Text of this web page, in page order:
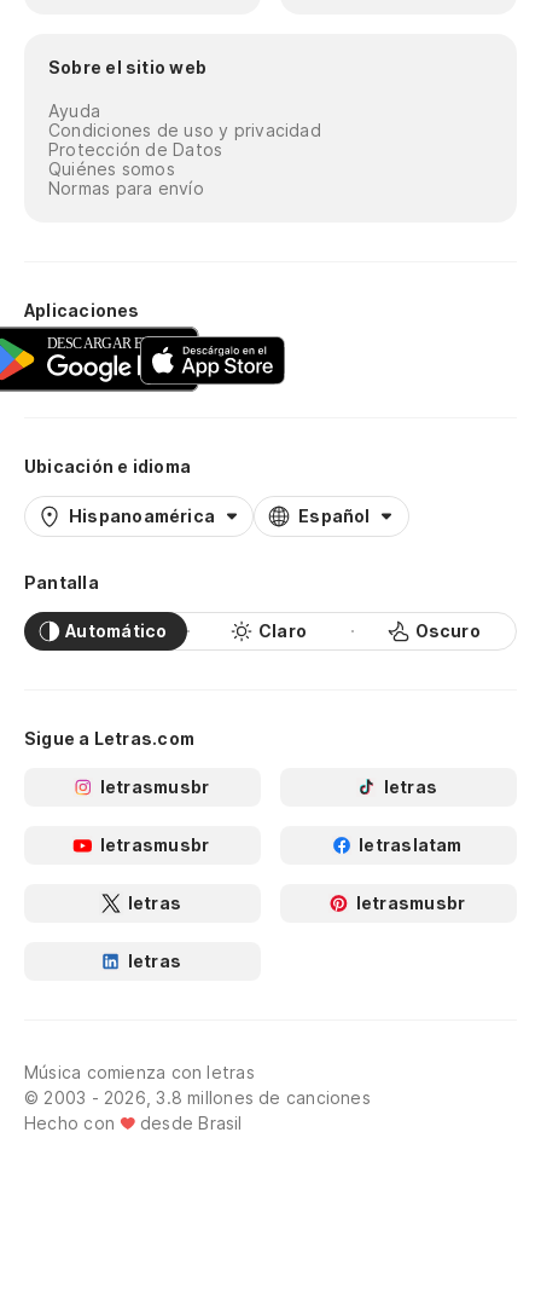
Sobre el sitio web
Ayuda
Condiciones de uso y privacidad
Protección de Datos
Quiénes somos
Normas para envío
Aplicaciones
Ubicación e idioma
Hispanoamérica Español
Pantalla
Automático Claro Oscuro
Sigue a Letras.com
letrasmusbr letras
letrasmusbr letraslatam
letras letrasmusbr
letras
Música comienza con letras
© 2003 - 2026, 3.8 millones de canciones
Hecho con
desde Brasil